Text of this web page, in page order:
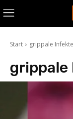
Start grippale
grippale